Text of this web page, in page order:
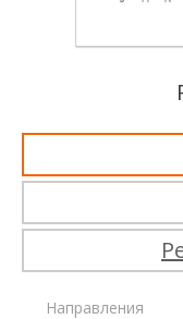
Направления